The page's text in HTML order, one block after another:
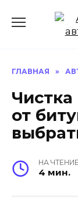
содержанию
ГЛАВНАЯ »
Чистка
от
НА ЧТЕНИЕ
4 мин.